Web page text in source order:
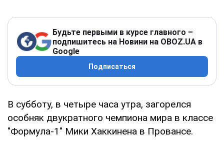
Будьте первыми в курсе главного –
подпишитесь на Новини на OBOZ.UA в
Google
Подписаться
В субботу, в четыре часа утра, загорелся
особняк двукратного чемпиона мира в классе
"Формула-1" Мики Хаккинена в Провансе.